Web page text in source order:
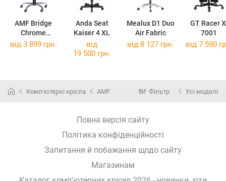
AMF Bridge
Chrome
PC/AMF-4
Anda Seat
Kaiser 4 XL
Mealux D1 Duo
Air Fabric
GT Racer
7001
від 3 899 грн.
від
19 500 грн.
від 8 127 грн. від 7 590
Комп'ютерні крісла AMF Фільтр Усі моделі
Повна версія сайту
Політика конфіденційності
Запитання й побажання щодо сайту
Магазинам